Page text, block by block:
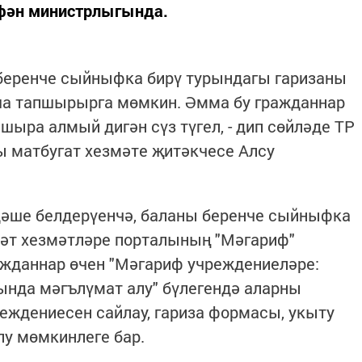
министрлыгында.
сыйныфка бирү турындагы гаризаны
тапшырырга мөмкин. Әмма бу гражданнар
алмый дигән сүз түгел, - дип сөйләде ТР
хезмәте җитәкчесе Алсу
белдерүенчә, баланы беренче сыйныфка
хезмәтләре порталының "Мәгариф"
өчен "Мәгариф учреждениеләре:
мәгълүмат алу" бүлегендә аларны
сайлау, гариза формасы, укыту
мөмкинлеге бар.